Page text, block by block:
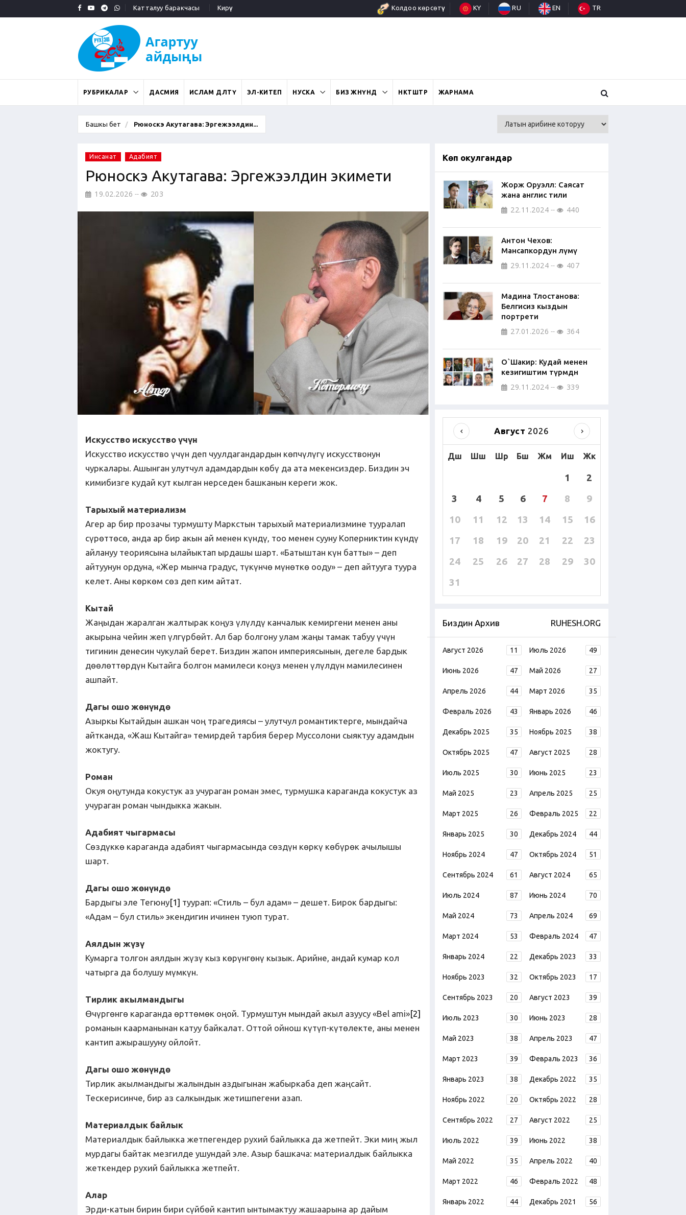
Катталуу баракчасы Кирүү Колдоо көрсөтүү KY RU EN TR
РУБРИКАЛАР ДАСМИЯ ИСЛАМ ДӨӨЛӨТҮ ЭЛ-КИТЕП НУСКА БИЗ ЖӨНҮНДӨ ӨНӨКТӨШТӨР ЖАРНАМА
Башкы бет Рюноскэ Акутагава: Эргежээлдин...
Инсанат Адабият
Рюноскэ Акутагава: Эргежээлдин экимети
19.02.2026 203
Искусство искусство үчүн
Искусство искусство үчүн деп чуулдагандардын көпчүлүгү искусствонун
чуркалары. Ашынган улутчул адамдардын көбү да ата мекенсиздер. Биздин эч
кимибизге кудай кут кылган нерседен башканын кереги жок.
Тарыхый материализм
Агер ар бир прозачы турмушту Маркстын тарыхый материализмине тууралап
сүрөттөсө, анда ар бир акын ай менен күндү, тоо менен сууну Коперниктин күндү
айлануу теориясына ылайыктап ырдашы шарт. «Батыштан күн батты» – деп
айтуунун ордуна, «Жер мынча градус, түкүнчө мүнөткө ооду» – деп айтууга туура
келет. Аны көркөм сөз деп ким айтат.
Кытай
Жаңыдан жаралган жалтырак коңуз үлүлдү канчалык кемиргени менен аны
акырына чейин жеп үлгүрбөйт. Ал бар болгону улам жаңы тамак табуу үчүн
тигинин денесин чукулай берет. Биздин жапон империясынын, дегеле бардык
дөөлөттөрдүн Кытайга болгон мамилеси коңуз менен үлүлдүн мамилесинен
ашпайт.
Дагы ошо жөнүндө
Азыркы Кытайдын ашкан чоң трагедиясы – улутчул романтиктерге, мындайча
айтканда, «Жаш Кытайга» темирдей тарбия берер Муссолони сыяктуу адамдын
жоктугу.
Роман
Окуя оңутунда кокустук аз учураган роман эмес, турмушка караганда кокустук аз
учураган роман чындыкка жакын.
Адабият чыгармасы
Сөздүккө караганда адабият чыгармасында сөздүн көркү көбүрөк ачылышы
шарт.
Дагы ошо жөнүндө
Бардыгы эле Тегюну[1] туурап: «Стиль – бул адам» – дешет. Бирок бардыгы:
«Адам – бул стиль» экендигин ичинен туюп турат.
Аялдын жүзү
Кумарга толгон аялдын жүзү кыз көрүнгөнү кызык. Арийне, андай кумар кол
чатырга да болушу мүмкүн.
Тирлик акылмандыгы
Өчүргөнгө караганда өрттөмөк оңой. Турмуштун мындай акыл азуусу «Bel ami»[2]
романын каарманынан катуу байкалат. Оттой ойнош күтүп-күтөлекте, аны менен
кантип ажырашууну ойлойт.
Дагы ошо жөнүндө
Тирлик акылмандыгы жалындын аздыгынан жабыркаба деп жаңсайт.
Тескерисинче, бир аз салкындык жетишпегени азап.
Материалдык байлык
Материалдык байлыкка жетпегендер рухий байлыкка да жетпейт. Эки миң жыл
мурдагы байтак мезгилде ушундай эле. Азыр башкача: материалдык байлыкка
жеткендер рухий байлыкка жетпейт.
Алар
Эрди-катын бирин бири сүйбөй кантип ынтымактуу жашаарына ар дайым
Көп окулгандар
Жорж Оруэлл: Саясат
жана англис тили
22.11.2024 440
Антон Чехов:
Мансапкордун өлүмү
29.11.2024 407
Мадина Тлостанова:
Белгисиз кыздын
портрети
27.01.2026 364
О`Шакир: Кудай менен
кезигиштим түрмөдөн
29.11.2024 339
Август 2026
Дш Шш Шр Бш Жм Иш Жк
1
2
3
4 5 6 7 8
9
10
11 12 13 14 15
16
17
18 19 20 21 22
23
24
25 26 27 28 29
30
31
Биздин Архив RUHESH.ORG
Август 2026 11 Июль 2026 49
Июнь 2026 47 Май 2026 27
Апрель 2026 44 Март 2026 35
Февраль 2026 43 Январь 2026 46
Декабрь 2025 35 Ноябрь 2025 38
Октябрь 2025 47 Август 2025 28
Июль 2025 30 Июнь 2025 23
Май 2025 23 Апрель 2025 25
Март 2025 26 Февраль 2025 22
Январь 2025 30 Декабрь 2024 44
Ноябрь 2024 47 Октябрь 2024 51
Сентябрь 2024 61 Август 2024 65
Июль 2024 87 Июнь 2024 70
Май 2024 73 Апрель 2024 69
Март 2024 53 Февраль 2024 47
Январь 2024 22 Декабрь 2023 33
Ноябрь 2023 32 Октябрь 2023 17
Сентябрь 2023 20 Август 2023 39
Июль 2023 30 Июнь 2023 28
Май 2023 38 Апрель 2023 47
Март 2023 39 Февраль 2023 36
Январь 2023 38 Декабрь 2022 35
Ноябрь 2022 20 Октябрь 2022 28
Сентябрь 2022 27 Август 2022 25
Июль 2022 39 Июнь 2022 38
Май 2022 35 Апрель 2022 40
Март 2022 46 Февраль 2022 48
Январь 2022 44 Декабрь 2021 56